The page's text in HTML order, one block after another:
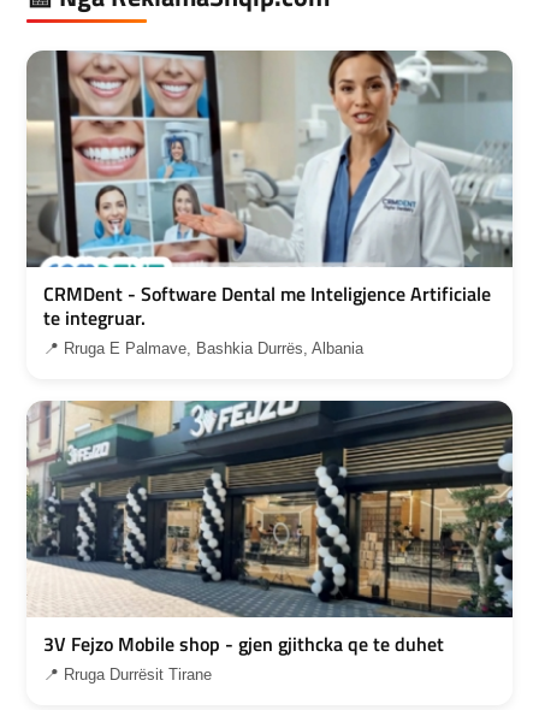
CRMDent - Software Dental me Inteligjence Artificiale
te integruar.
📍 Rruga E Palmave, Bashkia Durrës, Albania
3V Fejzo Mobile shop - gjen gjithcka qe te duhet
📍 Rruga Durrësit Tirane